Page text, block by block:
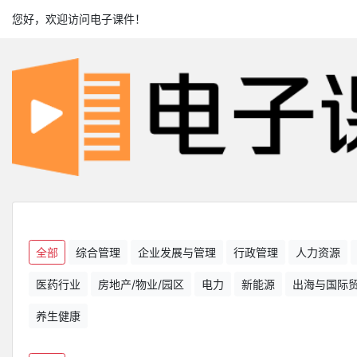
您好，欢迎访问电子课件！
全部 综合管理 企业发展与管理 行政管理 人力资源
医药行业 房地产/物业/园区 电力 新能源 出海与国际
养生健康